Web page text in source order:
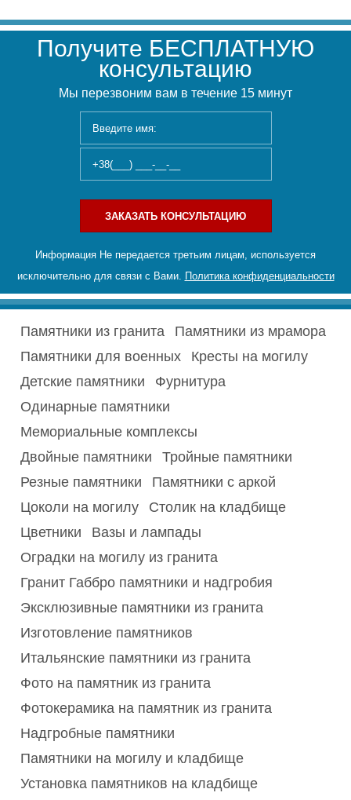
Получите БЕСПЛАТНУЮ
консультацию
Мы перезвоним вам в течение 15 минут
ЗАКАЗАТЬ КОНСУЛЬТАЦИЮ
Информация Не передается третьим лицам, используется
исключительно для связи с Вами. Политика конфиденциальности
Памятники из гранита
Памятники из мрамора
Памятники для военных
Кресты на могилу
Детские памятники
Фурнитура
Одинарные памятники
Мемориальные комплексы
Двойные памятники
Тройные памятники
Резные памятники
Памятники с аркой
Цоколи на могилу
Столик на кладбище
Цветники
Вазы и лампады
Оградки на могилу из гранита
Гранит Габбро памятники и надгробия
Эксклюзивные памятники из гранита
Изготовление памятников
Итальянские памятники из гранита
Фото на памятник из гранита
Фотокерамика на памятник из гранита
Надгробные памятники
Памятники на могилу и кладбище
Установка памятников на кладбище